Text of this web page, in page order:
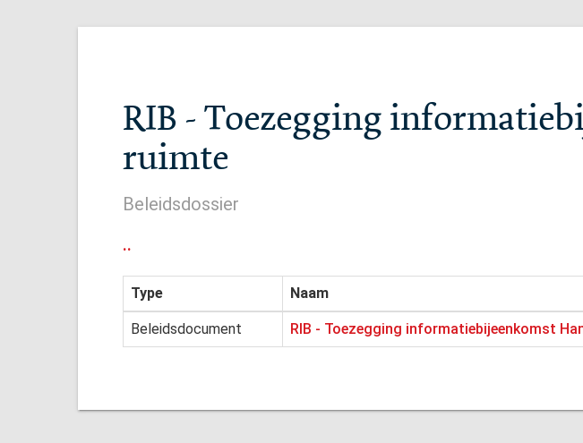
RIB - Toezegging
ruimte
Beleidsdossier
..
Type Naam
Beleidsdocument RIB - Toezegging informatiebijeenkomst